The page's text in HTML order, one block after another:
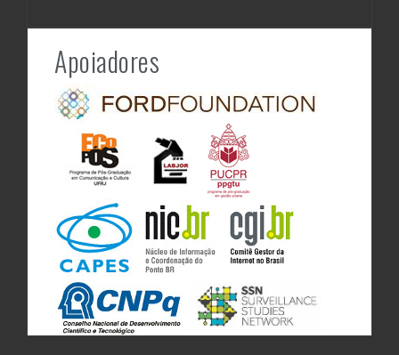
Apoiadores